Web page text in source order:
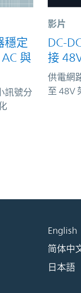
穩定
與
訊號分
影片
DC-
接
供電網
至 48V
English
简体中
日本語